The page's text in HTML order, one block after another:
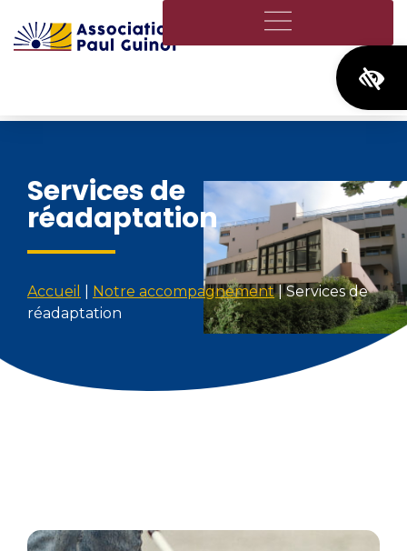
Services de
réadaptation
Accueil Notre accompagnement|Services de
réadaptation